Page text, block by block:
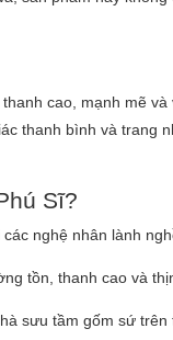
cao, mạnh mẽ
thanh bình và trang
Sĩ?
nghệ nhân lành
tồn, thanh cao và
sưu tầm gốm sứ trên